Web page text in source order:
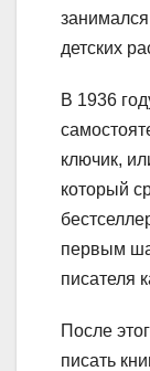
детских
В 1936
ключик,
который
первым
писателя
После
писать